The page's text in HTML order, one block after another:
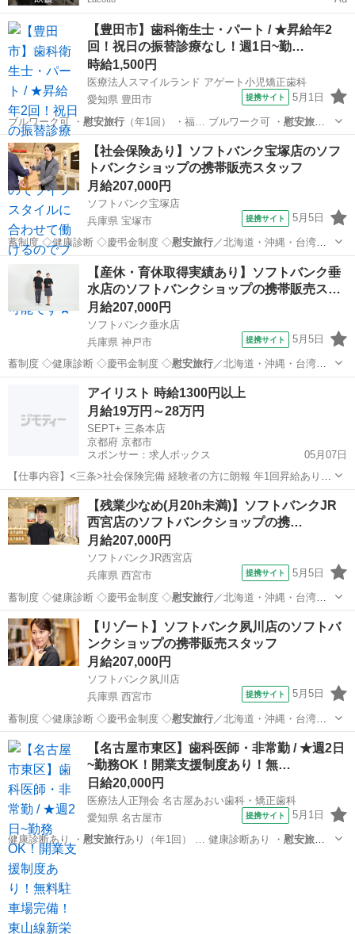
【豊田市】歯科衛生士・パート / ★昇給年2
回！祝日の振替診療なし！週1日~勤…
時給1,500円
医療法人スマイルランド アゲート小児矯正歯科
愛知県 豊田市
提携サイト 5月1日
ブルワーク可 ・ 慰安旅行（年1回） ・福… ブルワーク可 ・ 慰安旅行
（年1回） ・福…
愛知 豊田市 歯科衛生士
【社会保険あり】ソフトバンク宝塚店のソフ
トバンクショップの携帯販売スタッフ
月給207,000円
ソフトバンク宝塚店
兵庫県 宝塚市
提携サイト 5月5日
蓄制度 ◇健康診断 ◇慶弔金制度 ◇慰安旅行／北海道・沖縄・台湾・
グアムなど ◇…
携帯ショップ
【産休・育休取得実績あり】ソフトバンク垂
水店のソフトバンクショップの携帯販売ス…
月給207,000円
ソフトバンク垂水店
兵庫県 神戸市
提携サイト 5月5日
蓄制度 ◇健康診断 ◇慶弔金制度 ◇慰安旅行／北海道・沖縄・台湾・
グアムなど ◇…
携帯ショップ
アイリスト 時給1300円以上
月給19万円～28万円
SEPT+ 三条本店
京都府 京都市
スポンサー：求人ボックス
05月07日
【仕事内容】<三条>社会保険完備 経験者の方に朗報 年1回昇給あり・
有給休暇あり・長く勤められる環境の整ったサロン SEPT+ 三条本店
(セプトプラス サンジョウホンテン)”からアイデザイナー(アイラッシ
ュ・まつ毛エクステ)の求人...
正社員 / アルバイト・パート
【残業少なめ(月20h未満)】ソフトバンクJR
西宮店のソフトバンクショップの携…
月給207,000円
ソフトバンクJR西宮店
兵庫県 西宮市
提携サイト 5月5日
蓄制度 ◇健康診断 ◇慶弔金制度 ◇慰安旅行／北海道・沖縄・台湾・
グアムなど ◇…
兵庫 西宮市 携帯ショップ
【リゾート】ソフトバンク夙川店のソフトバ
ンクショップの携帯販売スタッフ
月給207,000円
ソフトバンク夙川店
兵庫県 西宮市
提携サイト 5月5日
蓄制度 ◇健康診断 ◇慶弔金制度 ◇慰安旅行／北海道・沖縄・台湾・
グアムなど ◇…
兵庫 携帯ショップ
【名古屋市東区】歯科医師・非常勤 / ★週2日
~勤務OK！開業支援制度あり！無…
日給20,000円
医療法人正翔会 名古屋あおい歯科・矯正歯科
愛知県 名古屋市
提携サイト 5月1日
健康診断あり ・ 慰安旅行あり（年1回） … 健康診断あり ・ 慰安旅行
あり（年1回） …
愛知